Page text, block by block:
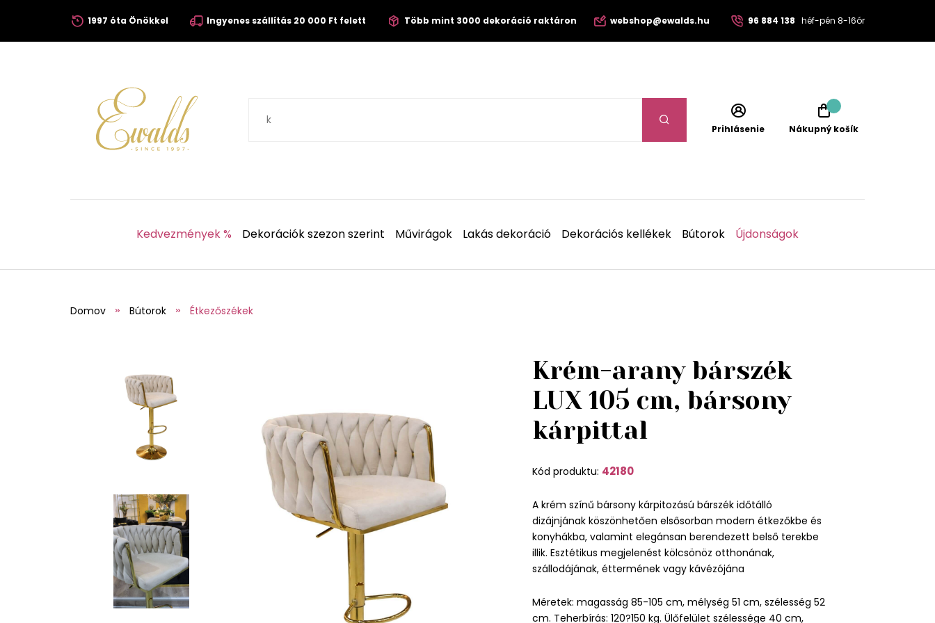
1997 óta Önökkel Ingyenes szállítás 20 000 Ft felett Több mint 3000 dekoráció raktáron webshop@ewalds.hu 96 884 138 héf-pén 8-16ór
Prihlásenie Nákupný košík
Kedvezmények % Dekorációk szezon szerint Művirágok Lakás dekoráció Dekorációs kellékek Bútorok Újdonságok
Domov Bútorok Étkezőszékek
Krém-arany bárszék
LUX 105 cm, bársony
kárpittal
Kód produktu: 42180
A krém színű bársony kárpitozású bárszék időtálló
dizájnjának köszönhetően elsősorban modern étkezőkbe és
konyhákba, valamint elegánsan berendezett belső terekbe
illik. Esztétikus megjelenést kölcsönöz otthonának,
szállodájának, éttermének vagy kávézójána
Méretek: magasság 85-105 cm, mélység 51 cm, szélesség 52
cm. Teherbírás: 120?150 kg. Ülőfelület szélessége 40 cm,